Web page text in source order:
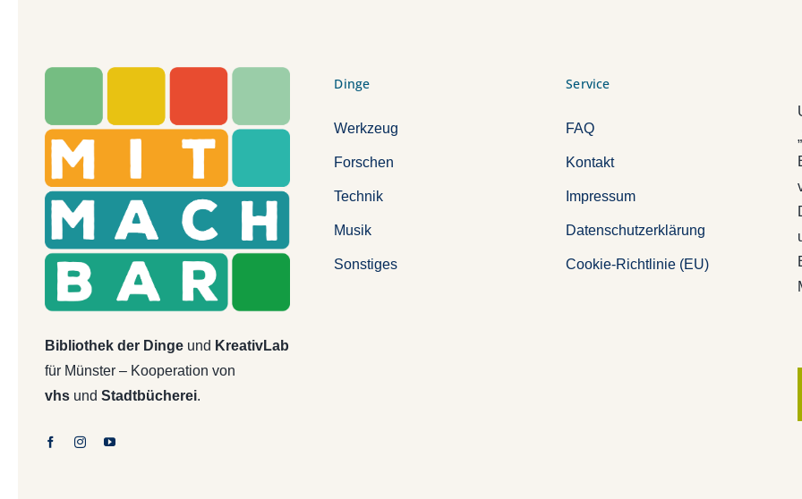
Bibliothek der Dingeund KreativLab
für Münster – Kooperation von
vhsund Stadtbücherei.
Dinge
Werkzeug
Forschen
Technik
Musik
Sonstiges
Service
FAQ
Kontakt
Impressum
Datenschutzerklärung
Cookie-Richtlinie (EU)